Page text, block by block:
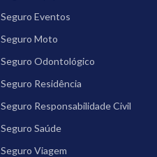
Seguro Eventos
Seguro Moto
Seguro Odontológico
Seguro Residência
Seguro Responsabilidade Civil
Seguro Saúde
Seguro Viagem